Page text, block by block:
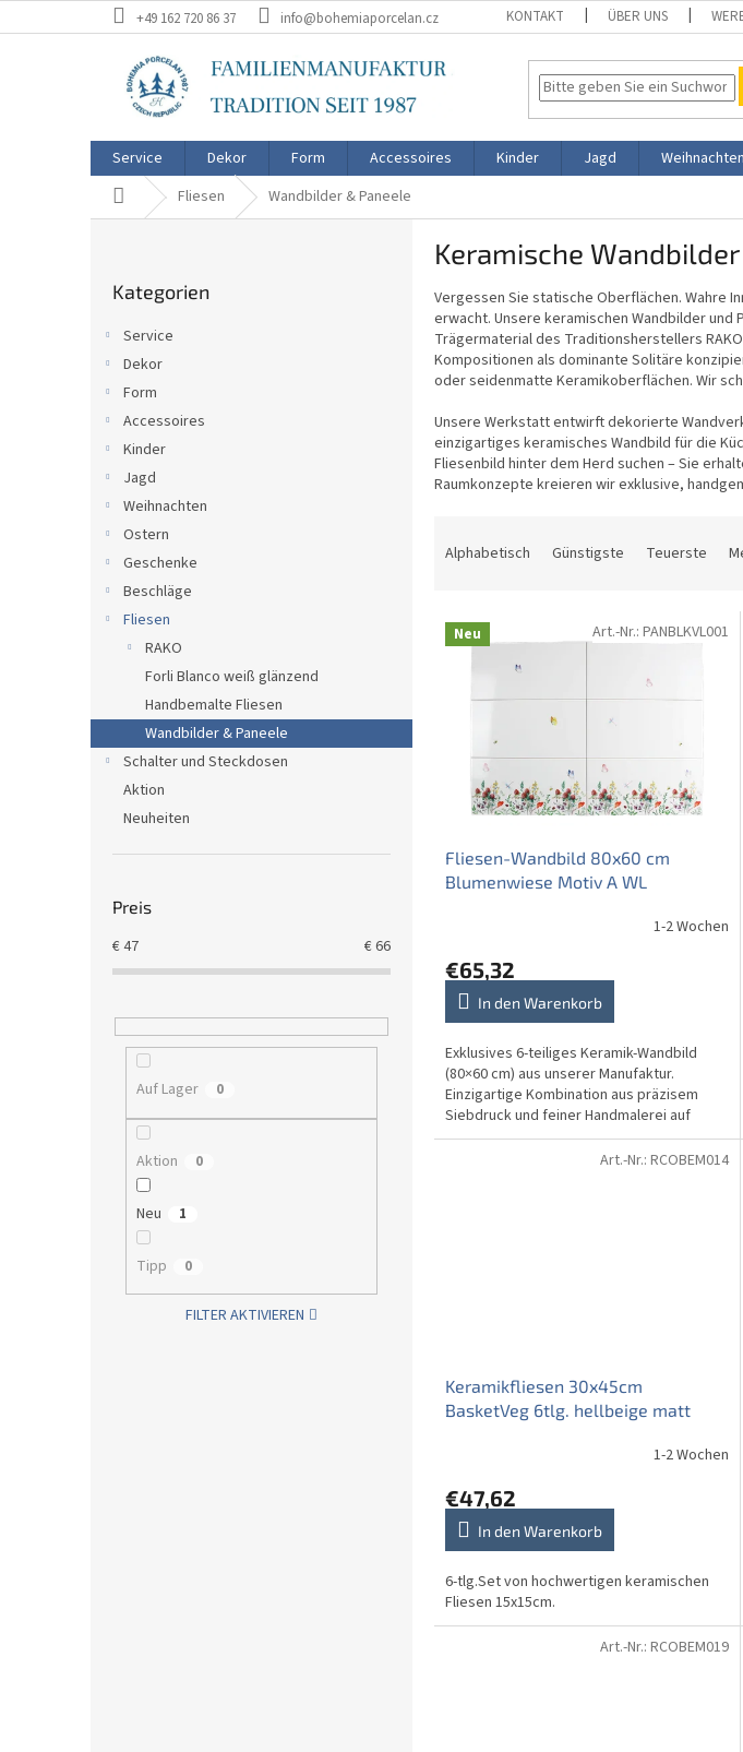
Inhalt
+49 162 720 86 37 info@bohemiaporcelan.cz KONTAKT ÜBER UNS
Service Dekor Form Accessoires Kinder Jagd Weihnachten
StartseiteFliesen Wandbilder & Paneele
überspringen
Kategorien
Service
Dekor
Form
Accessoires
Kinder
Jagd
Weihnachten
Ostern
Geschenke
Beschläge
Fliesen
RAKO
Forli Blanco weiß glänzend
Handbemalte Fliesen
Wandbilder & Paneele
Schalter und Steckdosen
Aktion
Neuheiten
Preis
€47 €66
Auf Lager 0
Aktion 0
Neu 1
Tipp 0
FILTER AKTIVIEREN
Keramische
Vergessen Sie statische Oberflächen. Wahre
erwacht. Unsere keramischen Wandbilder
Trägermaterial des Traditionsherstellers
Kompositionen als dominante Solitäre
oder seidenmatte Keramikoberflächen. Wir
Unsere Werkstatt entwirft dekorierte
einzigartiges keramisches Wandbild für die
Fliesenbild hinter dem Herd suchen – Sie
Raumkonzepte kreieren wir exklusive,
Alphabetisch Günstigste Teuerste
Neu
Fliesen-Wandbild 80x60 cm
Blumenwiese Motiv A WL
1-2 Wochen
€65,32
In den Warenkorb
Exklusives 6-teiliges Keramik-Wandbild
(80×60 cm) aus unserer Manufaktur.
Einzigartige Kombination aus präzisem
Siebdruck und feiner Handmalerei auf
reinweißen RAKO-Glanzfliesen...
Art.-Nr.: PANBLKVL001
Keramikfliesen 30x45cm
BasketVeg 6tlg. hellbeige matt
1-2 Wochen
€47,62
In den Warenkorb
6-tlg.Set von hochwertigen keramischen
Fliesen 15x15cm.
Art.-Nr.: RCOBEM014
Art.-Nr.: RCOBEM019